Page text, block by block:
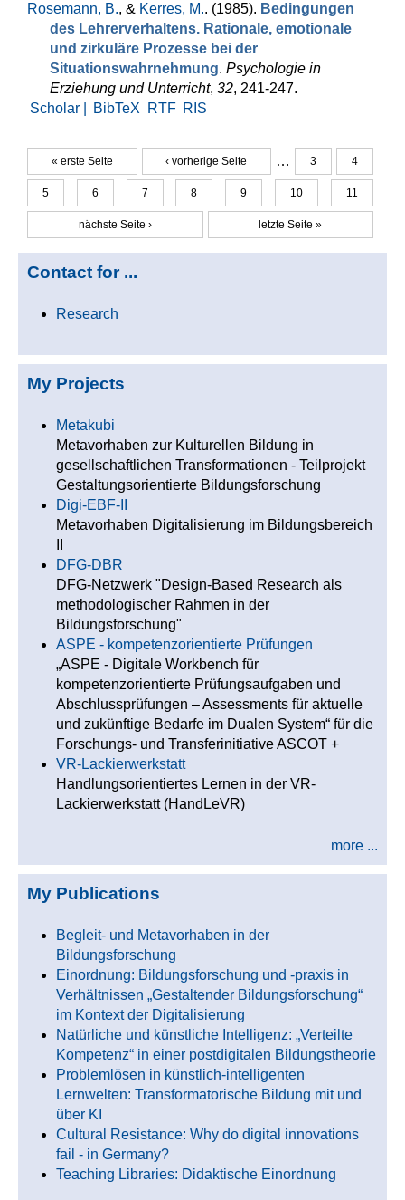
Rosemann, B., & Kerres, M.. (1985). Bedingungen
des Lehrerverhaltens. Ra­tionale, emotionale
und zirkuläre Pro­zesse bei der
Situationswahrneh­mung. Psychologie in
Erziehung und Unterricht, 32, 241-247.
Scholar |
BibTeX RTF RIS
Seiten
« erste Seite ‹ vorherige Seite … 3 4
5 6 7 8 9 10 11
nächste Seite › letzte Seite »
Contact for ...
Research
My Projects
Metakubi
Metavorhaben zur Kulturellen Bildung in
gesellschaftlichen Transformationen - Teilprojekt
Gestaltungsorientierte Bildungsforschung
Digi-EBF-II
Metavorhaben Digitalisierung im Bildungsbereich
DFG-DBR
DFG-Netzwerk "Design-Based Research als
methodologischer Rahmen in der
Bildungsforschung"
ASPE - kompetenzorientierte Prüfungen
„ASPE - Digitale Workbench für
kompetenzorientierte Prüfungsaufgaben und
Abschlussprüfungen – Assessments für aktuelle
und zukünftige Bedarfe im Dualen System“ für die
Forschungs- und Transferinitiative ASCOT +
VR-Lackierwerkstatt
Handlungsorientiertes Lernen in der VR-
Lackierwerkstatt (HandLeVR)
more ...
My Publications
Begleit- und Metavorhaben in der
Bildungsforschung
Einordnung: Bildungsforschung und -praxis in
Verhältnissen „Gestaltender Bildungsforschung“
im Kontext der Digitalisierung
Natürliche und künstliche Intelligenz: „Verteilte
Kompetenz“ in einer postdigitalen Bildungstheorie
Problemlösen in künstlich-intelligenten
Lernwelten: Transformatorische Bildung mit und
über KI
Cultural Resistance: Why do digital innovations
fail - in Germany?
Teaching Libraries: Didaktische Einordnung